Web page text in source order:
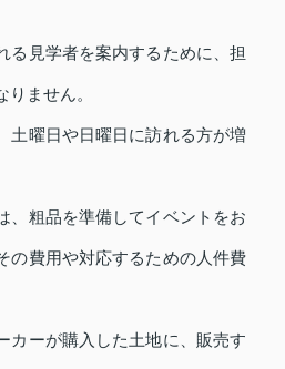
る見学者を案内するために、担
ません。
土曜日や日曜日に訪れる方が増
、粗品を準備してイベントをお
の費用や対応するための人件費
カーが購入した土地に、販売す